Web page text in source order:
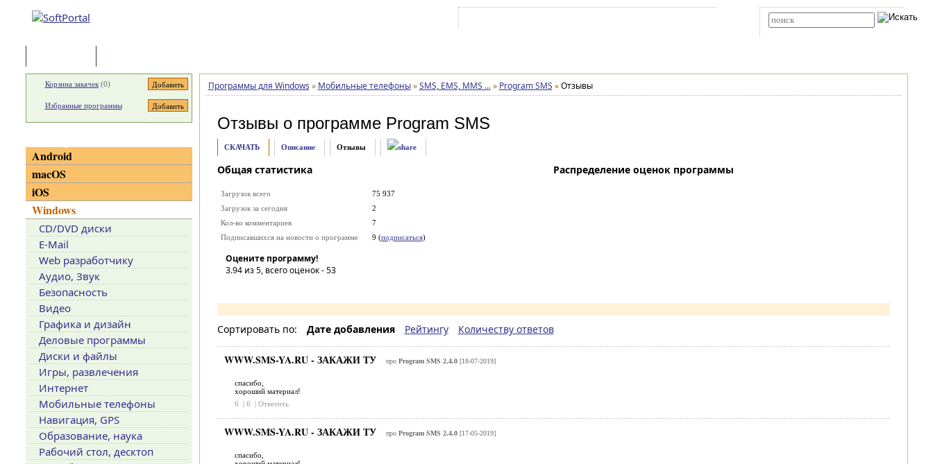
Программы для Windows » Мобильные телефоны » SMS, EMS, MMS ... » Program SMS » Отзывы
Отзывы о программе Program SMS
СКАЧАТЬ Описание Отзывы
Общая статистика
Загрузок всего
75 937
Загрузок за сегодня
2
Кол-во комментариев
7
Подписавшихся на новости о программе
9 (подписаться)
Оцените программу!
3.94из 5, всего оценок -53
Распределение оценок программы
Сортировать по: Дате добавления Рейтингу Количеству ответов
WWW.SMS-YA.RU - ЗАКАЖИ ТУ про Program SMS 2.4.0[18-07-2019]
спасибо,
хороший материал!
6
| 6 | Ответить
WWW.SMS-YA.RU - ЗАКАЖИ ТУ про Program SMS 2.4.0[17-05-2019]
спасибо,
Корзина закачек(0)
Избранные программы
Android
macOS
iOS
Windows
CD/DVD диски
E-Mail
Web разработчику
Аудио, Звук
Безопасность
Видео
Графика и дизайн
Деловые программы
Диски и файлы
Игры, развлечения
Интернет
Мобильные телефоны
Навигация, GPS
Образование, наука
Рабочий стол, десктоп